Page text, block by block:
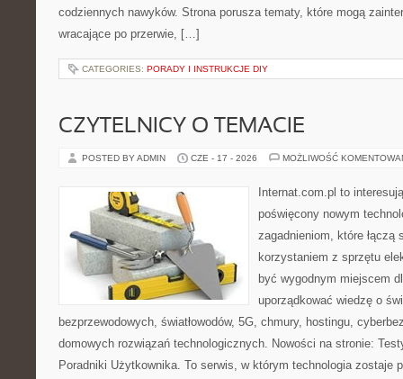
codziennych nawyków. Strona porusza tematy, które mogą
wracające po przerwie, […]
CATEGORIES: PORADY I INSTRUKCJE DIY
CZYTELNICY O TEMACIE
POSTED BY ADMIN CZE - 17 - 2026 MOŻLIWOŚĆ
Internat.com.pl to
poświęcony nowym
zagadnieniom, które łączą
korzystaniem z sprzętu
być wygodnym miejscem
uporządkować wiedzę o
bezprzewodowych, światłowodów, 5G, chmury, hostingu,
domowych rozwiązań technologicznych. Nowości na stronie:
Poradniki Użytkownika. To serwis, w którym technologia zostaje